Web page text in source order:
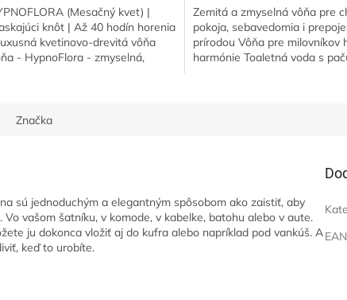
(Mesačný kvet) |
knôt | Až 40 hodín horenia
kvetinovo-drevitá vôňa
- HypnoFlora - zmyselná,
Zemitá a zmyselná vôňa pre
pokoja, sebavedomia i
prírodou Vôňa pre milovníkov
harmónie Toaletná voda s
Značka
sú jednoduchým a elegantným spôsobom ako zaistiť, aby
vašom šatníku, v komode, v kabelke, batohu alebo v aute.
ju dokonca vložiť aj do kufra alebo napríklad pod vankúš. A
keď to urobíte.
EAN